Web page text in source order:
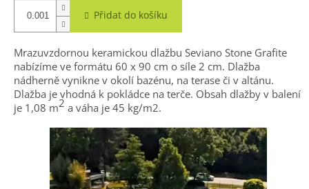
Přidat do košíku
Mrazuvzdornou keramickou dlažbu Seviano Stone Grafite
nabízíme ve formátu 60 x 90 cm o síle 2 cm. Dlažba
nádherně vynikne v okolí bazénu, na terase či v altánu.
Dlažba je vhodná k pokládce na terče. Obsah dlažby v balení
je 1,08 m2 a váha je 45 kg/m2.